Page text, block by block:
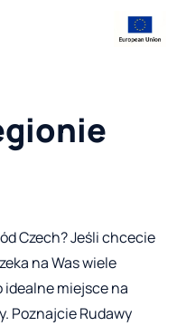
Czech? Jeśli chcecie
na Was wiele
idealne miejsce na
Poznajcie Rudawy